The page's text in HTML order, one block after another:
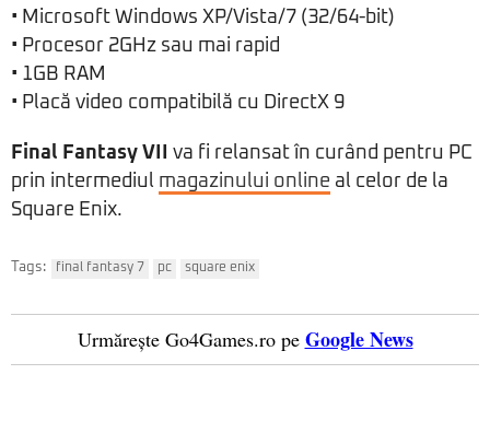
• Microsoft Windows XP/Vista/7 (32/64-bit)
• Procesor 2GHz sau mai rapid
• 1GB RAM
• Placă video compatibilă cu DirectX 9
Final Fantasy VII
va fi relansat în curând pentru PC
prin intermediul magazinului online al celor de la
Square Enix.
Tags: final fantasy 7 pc square enix
Urmărește Go4Games.ro pe Google News